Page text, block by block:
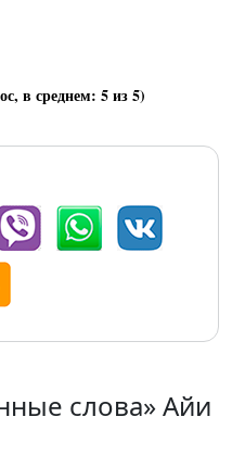
в среднем: 5из 5)
слова» Айи